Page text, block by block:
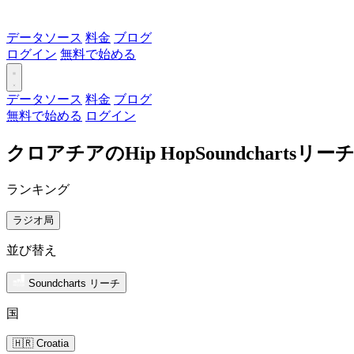
データソース 料金 ブログ
ログイン 無料で始める
データソース 料金 ブログ
無料で始める ログイン
クロアチアのHip HopSoundchartsリー
ランキング
ラジオ局
並び替え
Soundcharts リーチ
国
🇭🇷 Croatia